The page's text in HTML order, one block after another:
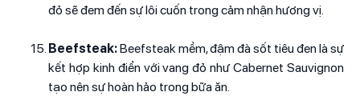
đỏ sẽ đem đến sự lôi cuốn trong cảm nhận hương vị.
Beefsteak:Beefsteak mềm, đậm đà sốt tiêu đen là sự
kết hợp kinh điển với vang đỏ như Cabernet Sauvignon
tạo nên sự hoàn hảo trong bữa ăn.